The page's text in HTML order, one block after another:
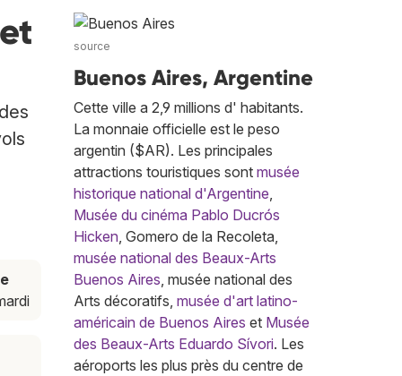
source
Buenos Aires, Argentine
Cette ville a 2,9 millions d' habitants.
La monnaie officielle est le peso
argentin ($AR). Les principales
attractions touristiques sont musée
historique national d'Argentine,
Musée du cinéma Pablo Ducrós
Hicken, Gomero de la Recoleta,
musée national des Beaux-Arts
Buenos Aires, musée national des
Arts décoratifs, musée d'art latino-
américain de Buenos Aires et Musée
des Beaux-Arts Eduardo Sívori. Les
aéroports les plus près du centre de